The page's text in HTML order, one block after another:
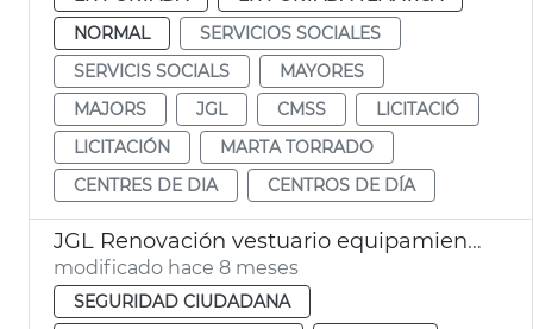
NORMAL
SERVICIOS SOCIALES
SERVICIS SOCIALS
MAYORES
MAJORS
JGL CMSS
LICITACIÓ
LICITACIÓN
MARTA TORRADO
CENTRES DE DIA
CENTROS DE DÍA
JGL Renovación vestuario equipamiento Bomberos València
modificado hace 8 meses
SEGURIDAD CIUDADANA